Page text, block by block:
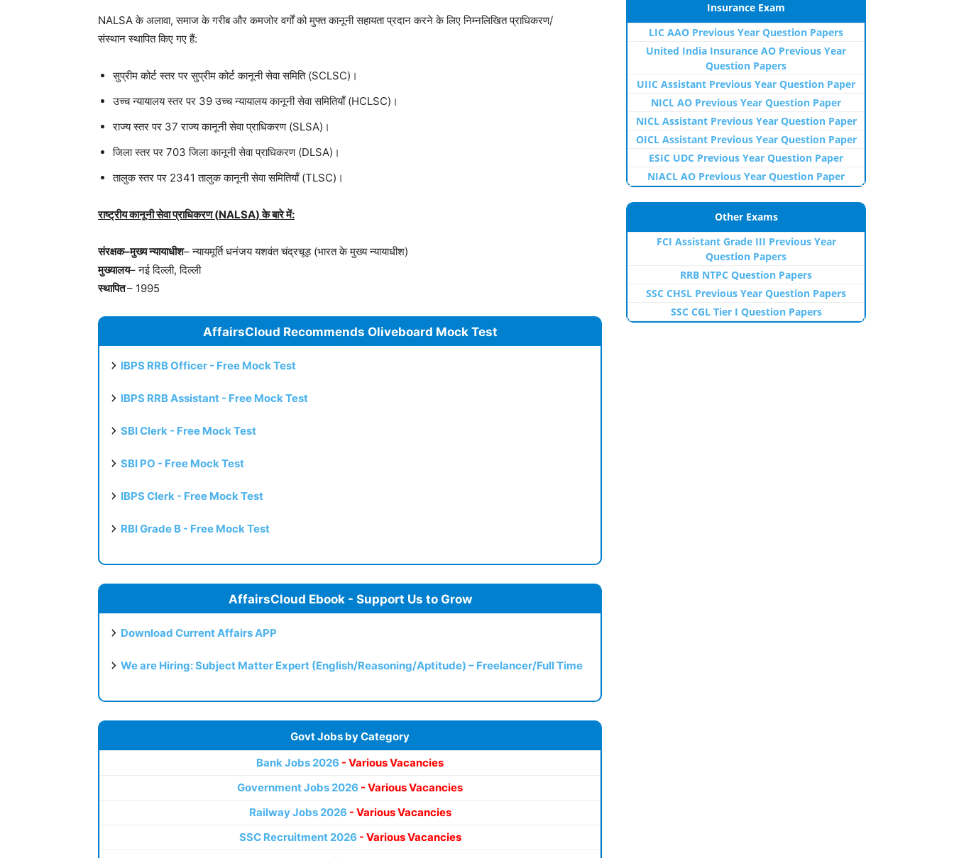
NALSA के अलावा, समाज के गरीब और कमजोर वर्गों को मुफ्त कानूनी सहायता प्रदान करने के लिए निम्नलिखित प्राधिकरण/
संस्थान स्थापित किए गए हैं:
सुप्रीम कोर्ट स्तर पर सुप्रीम कोर्ट कानूनी सेवा समिति (SCLSC)।
उच्च न्यायालय स्तर पर 39 उच्च न्यायालय कानूनी सेवा समितियाँ (HCLSC)।
राज्य स्तर पर 37 राज्य कानूनी सेवा प्राधिकरण (SLSA)।
जिला स्तर पर 703 जिला कानूनी सेवा प्राधिकरण (DLSA)।
तालुक स्तर पर 2341 तालुक कानूनी सेवा समितियाँ (TLSC)।
राष्ट्रीयकानूनीसेवाप्राधिकरण(NALSA)केबारेमें:
संरक्षक–मुख्यन्यायाधीश– न्यायमूर्ति धनंजय यशवंत चंद्रचूड़ (भारत के मुख्य न्यायाधीश)
मुख्यालय– नई दिल्ली, दिल्ली
स्थापित– 1995
AffairsCloud Recommends Oliveboard Mock Test
IBPS RRB Officer - Free Mock Test
IBPS RRB Assistant - Free Mock Test
SBI Clerk - Free Mock Test
SBI PO - Free Mock Test
IBPS Clerk - Free Mock Test
RBI Grade B - Free Mock Test
AffairsCloud Ebook - Support Us to Grow
Download Current Affairs APP
We are Hiring: Subject Matter Expert (English/Reasoning/Aptitude) – Freelancer/Full Time
Govt Jobs by Category
Bank Jobs 2026 - Various Vacancies
Government Jobs 2026 - Various Vacancies
Railway Jobs 2026 - Various Vacancies
SSC Recruitment 2026 - Various Vacancies
Insurance Exam
LIC AAO Previous Year Question Papers
United India Insurance AO Previous Year
Question Papers
UIIC Assistant Previous Year Question Paper
NICL AO Previous Year Question Paper
NICL Assistant Previous Year Question Paper
OICL Assistant Previous Year Question Paper
ESIC UDC Previous Year Question Paper
NIACL AO Previous Year Question Paper
Other Exams
FCI Assistant Grade III Previous Year
Question Papers
RRB NTPC Question Papers
SSC CHSL Previous Year Question Papers
SSC CGL Tier I Question Papers